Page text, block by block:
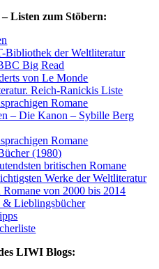
Listen zum Stöbern:
Bibliothek der Weltliteratur
Big Read
von Le Monde
Reich-Ranickis Liste
Romane
– Die Kanon – Sybille Berg
Romane
(1980)
britischen Romane
Werke der Weltliteratur
von 2000 bis 2014
& Lieblingsbücher
LIWI Blogs: